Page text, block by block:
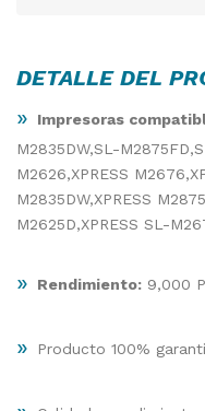
DETALLE DEL
» Impresoras
M2835DW,SL-
M2626,XPRESS
M2835DW,XPRESS
M2625D,XPRESS SL-
» Rendimiento: 9,000
» Producto 100%